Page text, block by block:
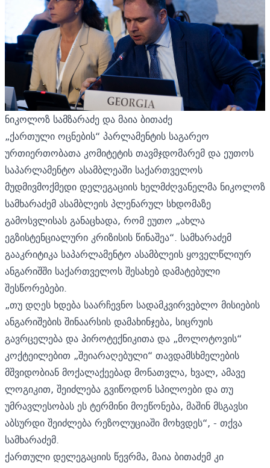
ნიკოლოზ სამზარაძე და მაია ბითაძე
„ქართული ოცნების“ პარლამენტის საგარეო
ურთიერთობათა კომიტეტის თავმჯდომარემ და ეუთოს
საპარლამენტო ასამბლეაში საქართველოს
მუდმივმოქმედი დელეგაციის ხელმძღვანელმა ნიკოლოზ
სამხარაძემ ასამბლეის პლენარულ სხდომაზე
გამოსვლისას განაცხადა, რომ ეუთო „ახლა
ეგზისტენციალური კრიზისის წინაშეა“. სამხარაძემ
გააკრიტიკა საპარლამენტო ასამბლეის ყოველწლიურ
ანგარიშში საქართველოს შესახებ დამატებული
შესწორებები.
„თუ დღეს ხდება საარჩევნო სადამკვირვებლო მისიების
ანგარიშების შინაარსის დამახინჯება, სიცრუის
გავრცელება და პიროტექნიკითა და „მოლოტოვის“
კოქტეილებით „შეიარაღებული“ თავდამსხმელების
მშვიდობიან მოქალაქეებად მონათვლა, ხვალ, ამავე
ლოგიკით, შეიძლება გვიწოდონ სპილოები და თუ
უმრავლესობას ეს ტერმინი მოეწონება, მაშინ მსგავსი
აბსურდი შეიძლება რეზოლუციაში მოხვდეს“, - თქვა
სამხარაძემ.
ქართული დელეგაციის წევრმა, მაია ბითაძემ კი